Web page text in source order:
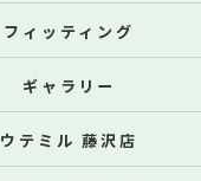
フィッティング
ギャラリー
ウテミル 藤沢店